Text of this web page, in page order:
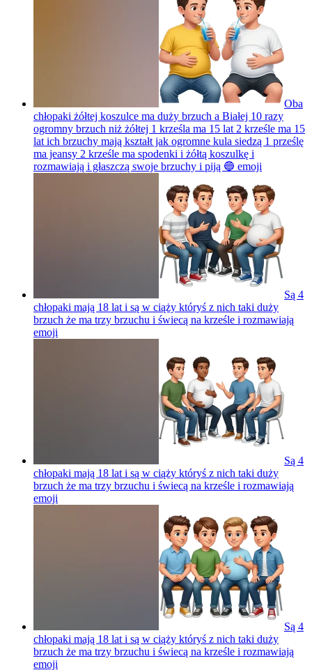
Oba
chłopaki żółtej koszulce ma duży brzuch a Białej 10 razy
ogromny brzuch niż żółtej 1 krześla ma 15 lat 2 krześle ma 15
lat ich brzuchy mają kształt jak ogromne kula siedzą 1 prześlę
ma jeansy 2 krześle ma spodenki i żółtą koszulkę i
rozmawiają i głaszczą swoje brzuchy i piją 🔵 emoji
Są 4
chłopaki mają 18 lat i są w ciąży któryś z nich taki duży
brzuch że ma trzy brzuchu i świecą na krześle i rozmawiają
emoji
Są 4
chłopaki mają 18 lat i są w ciąży któryś z nich taki duży
brzuch że ma trzy brzuchu i świecą na krześle i rozmawiają
emoji
Są 4
chłopaki mają 18 lat i są w ciąży któryś z nich taki duży
brzuch że ma trzy brzuchu i świecą na krześle i rozmawiają
emoji